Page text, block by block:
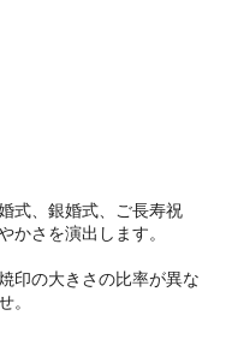
式、銀婚式、ご長寿祝
かさを演出します。
印の大きさの比率が異な
。